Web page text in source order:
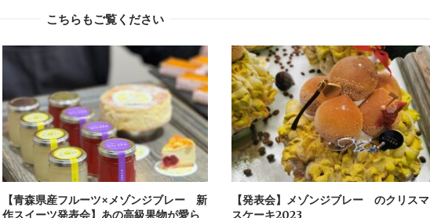
こちらもご覧ください
【青森県産フルーツ×メゾンジブレー 新
作スイーツ発表会】あの高級果物が愛ら
【発表会】メゾンジブレー のクリスマ
スケーキ2023